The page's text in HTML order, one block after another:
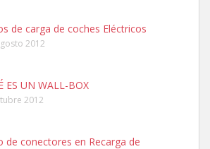
de carga de coches Eléctricos
2012
ES UN WALL-BOX
2012
de conectores en Recarga de